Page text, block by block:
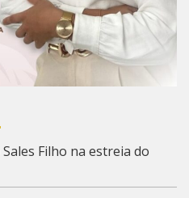
Filho na estreia do